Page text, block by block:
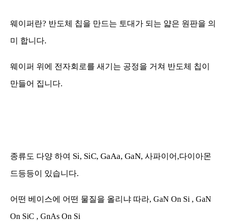
웨이퍼란? 반도체 칩을 만드는 토대가 되는 얇은 원판을 의
미 합니다.
웨이퍼 위에 전자회로를 새기는 공정을 거쳐 반도체 칩이
만들어 집니다.
종류도 다양 하여 Si, SiC, GaAa, GaN, 사파이어 ,다이아몬
드등등이 있습니다.
어떤 베이스에 어떤 물질을 올리냐 따라, GaN On Si , GaN
On SiC , GnAs On Si